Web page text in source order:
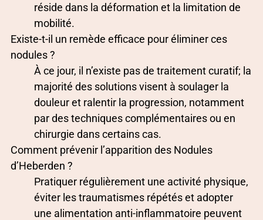
réside dans la déformation et la limitation de
mobilité.
Existe-t-il un remède efficace pour éliminer ces
nodules ?
À ce jour, il n’existe pas de traitement curatif; la
majorité des solutions visent à soulager la
douleur et ralentir la progression, notamment
par des techniques complémentaires ou en
chirurgie dans certains cas.
Comment prévenir l’apparition des Nodules
d’Heberden ?
Pratiquer régulièrement une activité physique,
éviter les traumatismes répétés et adopter
une alimentation anti-inflammatoire peuvent